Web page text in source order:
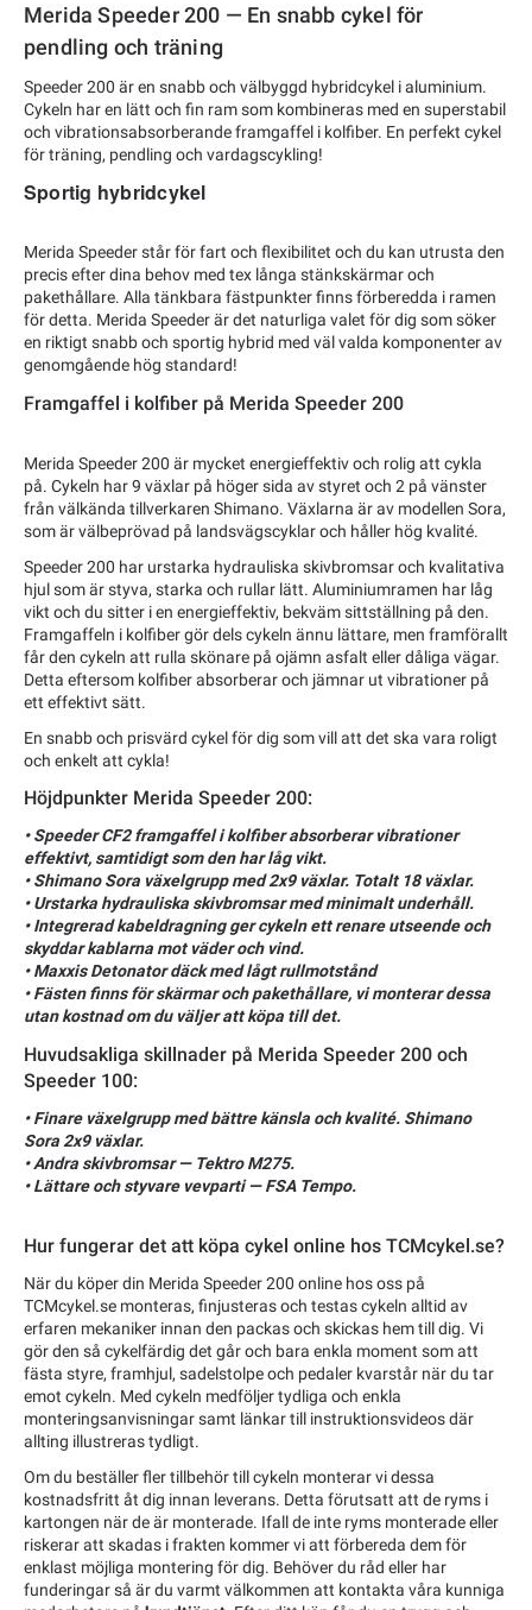
Merida Speeder 200 — En snabb cykel för
pendling och träning
Speeder 200 är en snabb och välbyggd hybridcykel i aluminium.
Cykeln har en lätt och fin ram som kombineras med en superstabil
och vibrationsabsorberande framgaffel i kolfiber. En perfekt cykel
för träning, pendling och vardagscykling!
Sportig hybridcykel
Merida Speeder står för fart och flexibilitet och du kan utrusta den
precis efter dina behov med tex långa stänkskärmar och
pakethållare. Alla tänkbara fästpunkter finns förberedda i ramen
för detta. Merida Speeder är det naturliga valet för dig som söker
en riktigt snabb och sportig hybrid med väl valda komponenter av
genomgående hög standard!
Framgaffel i kolfiber på Merida Speeder 200
Merida Speeder 200 är mycket energieffektiv och rolig att cykla
på. Cykeln har 9 växlar på höger sida av styret och 2 på vänster
från välkända tillverkaren Shimano. Växlarna är av modellen Sora,
som är välbeprövad på landsvägscyklar och håller hög kvalité.
Speeder 200 har urstarka hydrauliska skivbromsar och kvalitativa
hjul som är styva, starka och rullar lätt. Aluminiumramen har låg
vikt och du sitter i en energieffektiv, bekväm sittställning på den.
Framgaffeln i kolfiber gör dels cykeln ännu lättare, men framförallt
får den cykeln att rulla skönare på ojämn asfalt eller dåliga vägar.
Detta eftersom kolfiber absorberar och jämnar ut vibrationer på
ett effektivt sätt.
En snabb och prisvärd cykel för dig som vill att det ska vara roligt
och enkelt att cykla!
Höjdpunkter Merida Speeder 200:
• Speeder CF2 framgaffel i kolfiber absorberar vibrationer
effektivt, samtidigt som den har låg vikt.
• Shimano Sora växelgrupp med 2x9 växlar. Totalt 18 växlar.
• Urstarka hydrauliska skivbromsar med minimalt underhåll.
• Integrerad kabeldragning ger cykeln ett renare utseende och
skyddar kablarna mot väder och vind.
• Maxxis Detonator däck med lågt rullmotstånd
• Fästen finns för skärmar och pakethållare, vi monterar dessa
utan kostnad om du väljer att köpa till det.
Huvudsakliga skillnader på Merida Speeder 200 och
Speeder 100:
• Finare växelgrupp med bättre känsla och kvalité. Shimano
Sora 2x9 växlar.
• Andra skivbromsar — Tektro M275.
• Lättare och styvare vevparti — FSA Tempo.
Hur fungerar det att köpa cykel online hos TCMcykel.se?
När du köper din Merida Speeder 200 online hos oss på
TCMcykel.se monteras, finjusteras och testas cykeln alltid av
erfaren mekaniker innan den packas och skickas hem till dig. Vi
gör den så cykelfärdig det går och bara enkla moment som att
fästa styre, framhjul, sadelstolpe och pedaler kvarstår när du tar
emot cykeln. Med cykeln medföljer tydliga och enkla
monteringsanvisningar samt länkar till instruktionsvideos där
allting illustreras tydligt.
Om du beställer fler tillbehör till cykeln monterar vi dessa
kostnadsfritt åt dig innan leverans. Detta förutsatt att de ryms i
kartongen när de är monterade. Ifall de inte ryms monterade eller
riskerar att skadas i frakten kommer vi att förbereda dem för
enklast möjliga montering för dig. Behöver du råd eller har
funderingar så är du varmt välkommen att kontakta våra kunniga